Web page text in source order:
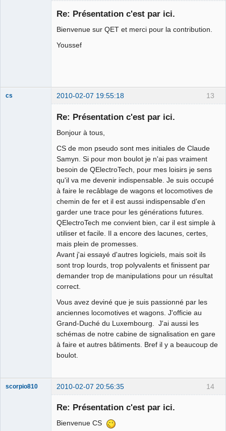
Re: Présentation c'est par ici.
Bienvenue sur QET et merci pour la contribution.
Youssef
13
cs 2010-02-07 19:55:18
Re: Présentation c'est par ici.
Bonjour à tous,
CS de mon pseudo sont mes initiales de Claude
Samyn. Si pour mon boulot je n'ai pas vraiment
besoin de QElectroTech, pour mes loisirs je sens
qu'il va me devenir indispensable. Je suis occupé
à faire le recâblage de wagons et locomotives de
chemin de fer et il est aussi indispensable d'en
garder une trace pour les générations futures.
QElectroTech me convient bien, car il est simple à
utiliser et facile. Il a encore des lacunes, certes,
mais plein de promesses.
Avant j'ai essayé d'autres logiciels, mais soit ils
sont trop lourds, trop polyvalents et finissent par
demander trop de manipulations pour un résultat
correct.
Vous avez deviné que je suis passionné par les
anciennes locomotives et wagons. J'officie au
Grand-Duché du Luxembourg. J'ai aussi les
schémas de notre cabine de signalisation en gare
à faire et autres bâtiments. Bref il y a beaucoup de
boulot.
14
scorpio810 2010-02-07 20:56:35
Re: Présentation c'est par ici.
Bienvenue CS